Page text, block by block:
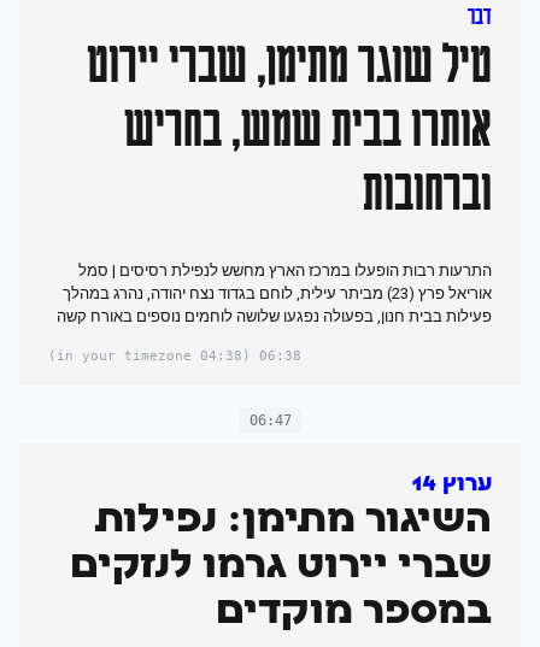
דבר
טיל שוגר מתימן, שברי יירוט
אותרו בבית שמש, בחריש
וברחובות
התרעות רבות הופעלו במרכז הארץ מחשש לנפילת רסיסים | סמל
אוריאל פרץ (23) מביתר עילית, לוחם בגדוד נצח יהודה, נהרג במהלך
פעילות בבית חנון, בפעולה נפגעו שלושה לוחמים נוספים באורח קשה
06:38
(04:38 in your timezone)
06:47
ערוץ 14
השיגור מתימן: נפילות
שברי יירוט גרמו לנזקים
במספר מוקדים